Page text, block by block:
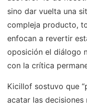
sino dar vuelta una
compleja producto,
enfocan a revertir
oposición el diálogo
con la crítica
Kicillof sostuvo que
acatar las